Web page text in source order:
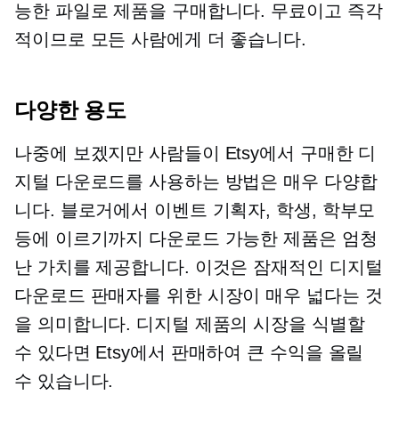
능한 파일로 제품을 구매합니다. 무료이고 즉각
적이므로 모든 사람에게 더 좋습니다.
다양한 용도
나중에 보겠지만 사람들이 Etsy에서 구매한 디
지털 다운로드를 사용하는 방법은 매우 다양합
니다. 블로거에서 이벤트 기획자, 학생, 학부모
등에 이르기까지 다운로드 가능한 제품은 엄청
난 가치를 제공합니다. 이것은 잠재적인 디지털
다운로드 판매자를 위한 시장이 매우 넓다는 것
을 의미합니다. 디지털 제품의 시장을 식별할
수 있다면 Etsy에서 판매하여 큰 수익을 올릴
수 있습니다.